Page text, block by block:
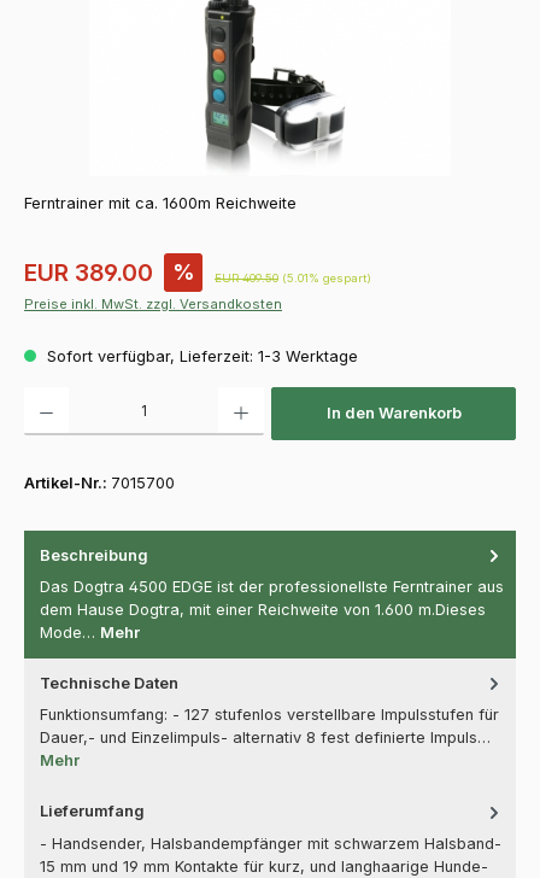
Ferntrainer mit ca. 1600m Reichweite
Verkaufspreis:
EUR 389.00 % Regulärer Preis:
EUR 409.50 (5.01% gespart)
Preise inkl. MwSt. zzgl. Versandkosten
Sofort verfügbar, Lieferzeit: 1-3 Werktage
In den Warenkorb
Artikel-Nr.: 7015700
Beschreibung
Das Dogtra 4500 EDGE ist der professionellste Ferntrainer aus
dem Hause Dogtra, mit einer Reichweite von 1.600 m.Dieses
Mode… Mehr
Technische Daten
Funktionsumfang: - 127 stufenlos verstellbare Impulsstufen für
Dauer,- und Einzelimpuls- alternativ 8 fest definierte Impuls…
Mehr
Lieferumfang
- Handsender, Halsbandempfänger mit schwarzem Halsband-
15 mm und 19 mm Kontakte für kurz, und langhaarige Hunde-